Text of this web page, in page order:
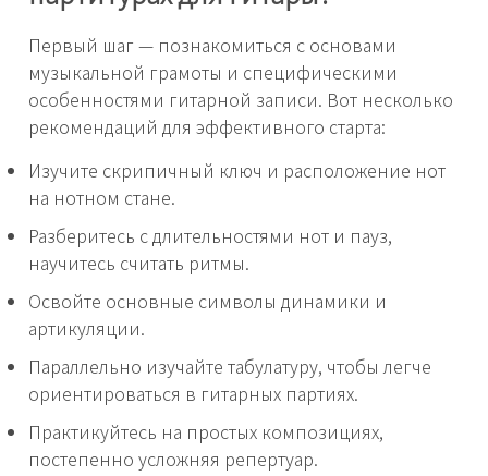
Первый шаг — познакомиться с основами
музыкальной грамоты и специфическими
особенностями гитарной записи. Вот несколько
рекомендаций для эффективного старта:
Изучите скрипичный ключ и расположение нот
на нотном стане.
Разберитесь с длительностями нот и пауз,
научитесь считать ритмы.
Освойте основные символы динамики и
артикуляции.
Параллельно изучайте табулатуру, чтобы легче
ориентироваться в гитарных партиях.
Практикуйтесь на простых композициях,
постепенно усложняя репертуар.